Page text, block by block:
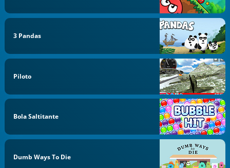
3 Pandas
Piloto
Bola Saltitante
Dumb Ways To Die